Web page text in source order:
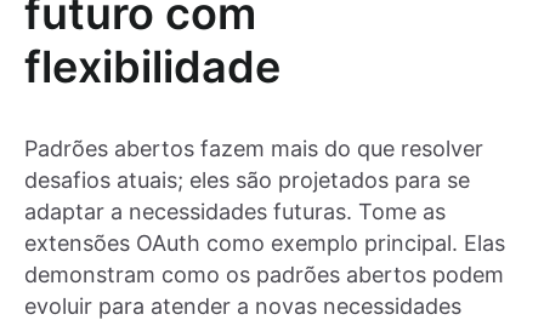
futuro com
flexibilidade
Padrões abertos fazem mais do que resolver
desafios atuais; eles são projetados para se
adaptar a necessidades futuras. Tome as
extensões OAuth como exemplo principal. Elas
demonstram como os padrões abertos podem
evoluir para atender a novas necessidades